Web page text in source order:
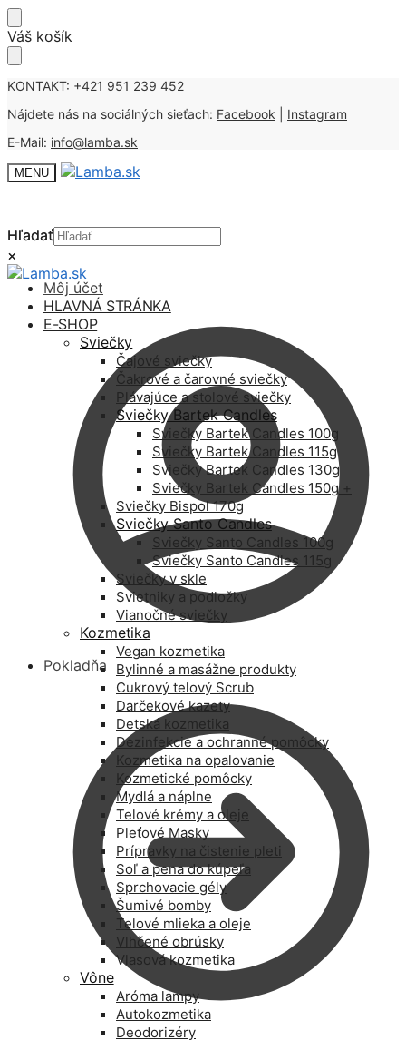
Skip
to
Skip
to
Váš košík
KONTAKT: +421 951 239 452
Nájdete nás na sociálných sieťach: Facebook
Instagram
E-Mail: info@lamba.sk
MENU
Hľadať
×
Môj účet
Pokladňa
Hľadať
×
HLAVNÁ STRÁNKA
E-SHOP
Sviečky
Čajové sviečky
Čakrové a čarovné sviečky
Plávajúce a stolové sviečky
Sviečky Bartek Candles
Sviečky Bartek Candles 100g
Sviečky Bartek Candles 115g
Sviečky Bartek Candles 130g
Sviečky Bartek Candles 150g +
Sviečky Bispol 170g
Sviečky Santo Candles
Sviečky Santo Candles 100g
Sviečky Santo Candles 115g
Sviečky v skle
Svietniky a podložky
Vianočné sviečky
Kozmetika
Vegan kozmetika
Bylinné a masážne produkty
Cukrový telový Scrub
Darčekové kazety
Detská kozmetika
Dezinfekcie a ochranné pomôcky
Kozmetika na opalovanie
Kozmetické pomôcky
Mydlá a náplne
Telové krémy a oleje
Pleťové Masky
Prípravky na čistenie pleti
Soľ a pena do kúpeľa
Sprchovacie gély
Šumivé bomby
Telové mlieka a oleje
Vlhčené obrúsky
Vlasová kozmetika
Vône
Aróma lampy
Autokozmetika
Deodorizéry